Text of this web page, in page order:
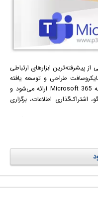
از پیشرفته‌ترین ابزارهای ارتباطی
طراحی و توسعه یافته
است. این نرم‌افزار به عنوان بخشی از مجموعه Microsoft 365 ارائه می‌شود و
اطلاعات، برگزاری
برای همکاری سازمانی،
مایکروسافت تصمیم گرفت نرم‌افزار Microsoft Teams را در سال ۲۰۱۷ معرفی کند